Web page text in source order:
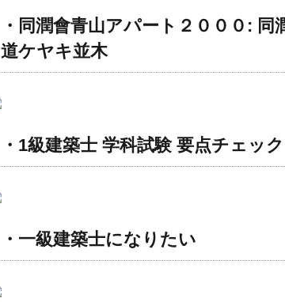
・同潤會青山アパート２０００:
道ケヤキ並木
・1級建築士 学科試験 要点チェック
・一級建築士になりたい